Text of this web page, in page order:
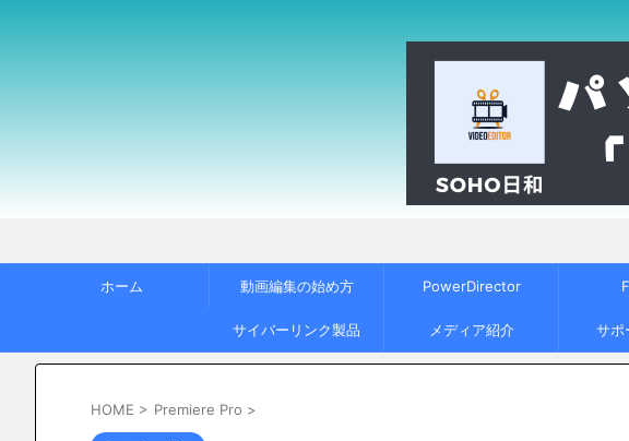
ホーム 動画編集の始め方 PowerDirector
サイバーリンク製品 メディア紹介 サポ
HOME > Premiere Pro >